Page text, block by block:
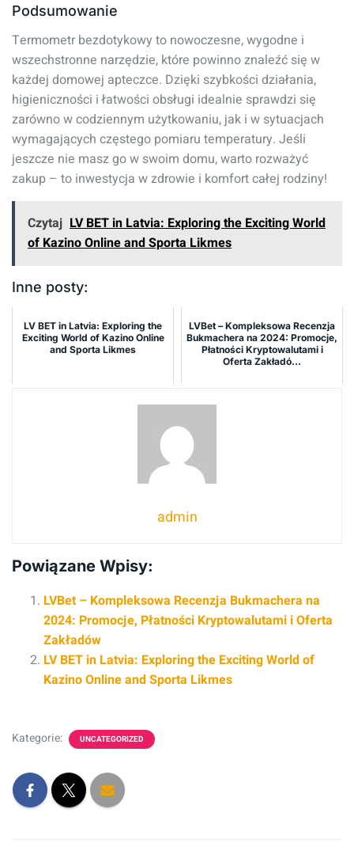
Podsumowanie
Termometr bezdotykowy to nowoczesne, wygodne i
wszechstronne narzędzie, które powinno znaleźć się w
każdej domowej apteczce. Dzięki szybkości działania,
higieniczności i łatwości obsługi idealnie sprawdzi się
zarówno w codziennym użytkowaniu, jak i w sytuacjach
wymagających częstego pomiaru temperatury. Jeśli
jeszcze nie masz go w swoim domu, warto rozważyć
zakup – to inwestycja w zdrowie i komfort całej rodziny!
Czytaj LV BET in Latvia: Exploring the Exciting World
of Kazino Online and Sporta Likmes
Inne posty:
LV BET in Latvia: Exploring the
Exciting World of Kazino Online
and Sporta Likmes
LVBet – Kompleksowa Recenzja
Bukmachera na 2024: Promocje,
Płatności Kryptowalutami i
Oferta Zakładó...
admin
Powiązane Wpisy:
LVBet – Kompleksowa Recenzja Bukmachera na
2024: Promocje, Płatności Kryptowalutami i Oferta
Zakładów
LV BET in Latvia: Exploring the Exciting World of
Kazino Online and Sporta Likmes
Kategorie: UNCATEGORIZED